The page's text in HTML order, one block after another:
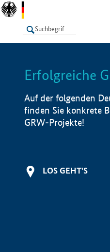
LISTE
Erfolgreiche
Auf der folgenden
finden Sie konkrete
GRW-Projekte!
LOS GEHT'S